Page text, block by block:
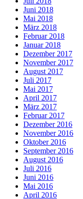
Juni 2018
Mai 2018
März 2018
Februar 2018
Januar 2018
Dezember 2017
November 2017
August 2017
Juli 2017
Mai 2017
April 2017
März 2017
Februar 2017
Dezember 2016
November 2016
Oktober 2016
September 2016
August 2016
Juli 2016
Juni 2016
Mai 2016
April 2016